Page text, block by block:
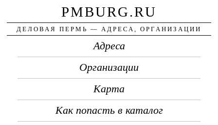
PMBURG.RU
ДЕЛОВАЯ ПЕРМЬ — АДРЕСА, ОРГАНИЗАЦИИ
Адреса
Организации
Карта
Как попасть в каталог